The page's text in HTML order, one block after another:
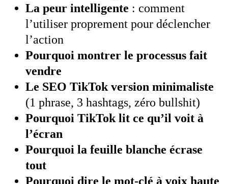
La peur intelligente : comment
l’utiliser proprement pour déclencher
l’action
Pourquoi montrer le processus fait
vendre
Le SEO TikTok version minimaliste
(1 phrase, 3 hashtags, zéro bullshit)
Pourquoi TikTok lit ce qu’il voit à
l’écran
Pourquoi la feuille blanche écrase
tout
Pourquoi dire le mot-clé à voix haute